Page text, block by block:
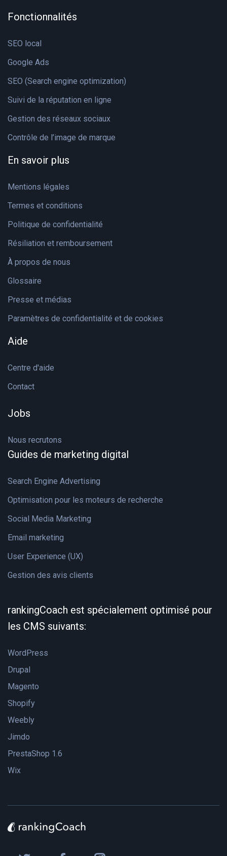
Fonctionnalités
SEO local
Google Ads
SEO (Search engine optimization)
Suivi de la réputation en ligne
Gestion des réseaux sociaux
Contrôle de l’image de marque
En savoir plus
Mentions légales
Termes et conditions
Politique de confidentialité
Résiliation et remboursement
À propos de nous
Glossaire
Presse et médias
Paramètres de confidentialité et de cookies
Aide
Centre d'aide
Contact
Jobs
Nous recrutons
Guides de marketing digital
Search Engine Advertising
Optimisation pour les moteurs de recherche
Social Media Marketing
Email marketing
User Experience (UX)
Gestion des avis clients
rankingCoach est spécialement optimisé pour
les CMS suivants:
WordPress
Drupal
Magento
Shopify
Weebly
Jimdo
PrestaShop 1.6
Wix